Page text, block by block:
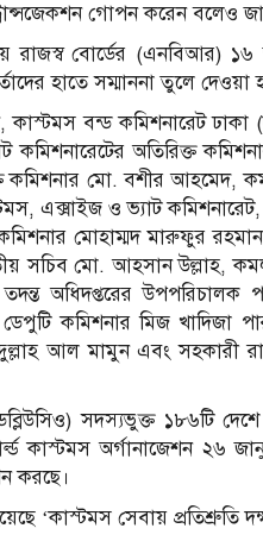
গোপন করেন বলেও
রাজস্ব বোর্ডের (এনবিআর)
হাতে সম্মাননা তুলে দেওয়া
বন্ড কমিশনারেট ঢাকা
কমিশনারেটের অতিরিক্ত
কমিশনার মো. বশীর আহমেদ,
এক্সাইজ ও ভ্যাট
মোহাম্মদ মারুফুর
সচিব মো. আহসান উল্লাহ,
অধিদপ্তরের
কমিশনার মিজ খাদিজা
আল মামুন এবং সহকারী
সদস্যভুক্ত ১৮৬টি
কাস্টমস অর্গানাজেশন ২৬
করছে।
‘কাস্টমস সেবায় প্রতিশ্রুতি